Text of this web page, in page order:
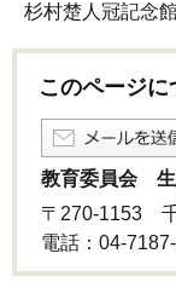
杉村楚人冠記念
このページ
教育委員会
〒270-1153
電話：04-